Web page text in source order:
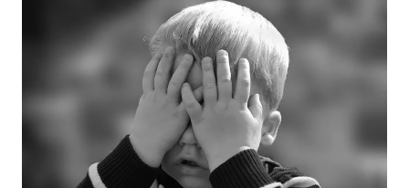
UČINKOV
FRANCOZI